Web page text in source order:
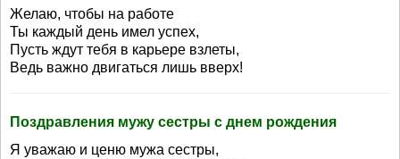
Желаю, чтобы на работе
Ты каждый день имел успех,
Пусть ждут тебя в карьере взлеты,
Ведь важно двигаться лишь вверх!
Поздравления мужу сестры с днем рождения
Я уважаю и ценю мужа сестры,